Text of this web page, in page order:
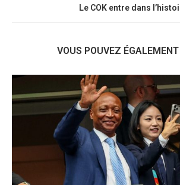
Le COK entre dans
VOUS POUVEZ